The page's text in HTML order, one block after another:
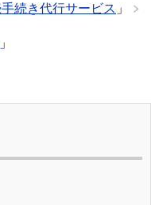
続き代行サービス 」
」